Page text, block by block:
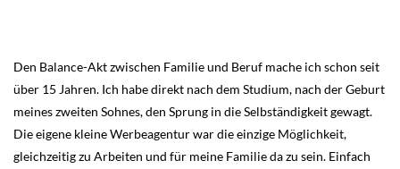
Den Balance-Akt zwischen Familie und Beruf mache ich schon seit
über 15 Jahren. Ich habe direkt nach dem Studium, nach der Geburt
meines zweiten Sohnes, den Sprung in die Selbständigkeit gewagt.
Die eigene kleine Werbeagentur war die einzige Möglichkeit,
gleichzeitig zu Arbeiten und für meine Familie da zu sein. Einfach